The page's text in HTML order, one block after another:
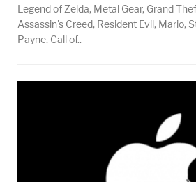
Legend of Zelda, Metal Gear, Grand
Assassin's Creed, Resident Evil, Mario,
Payne, Call of..